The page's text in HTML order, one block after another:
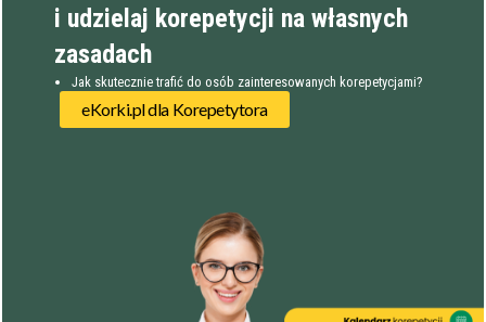
i udzielaj korepetycji na własnych
zasadach
Jak skutecznie trafić do osób zainteresowanych korepetycjami?
eKorki.pl dla Korepetytora